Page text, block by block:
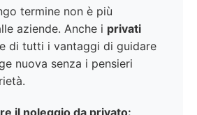
termine non è più
aziende. Anche i privati
di tutti i vantaggi di guidare
nuova senza i pensieri
il noleggio da privato: